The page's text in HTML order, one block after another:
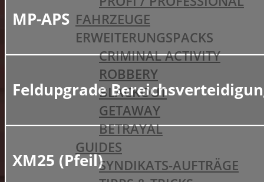
FAHRZEUGE
ERWEITERUNGSPACKS
CRIMINAL ACTIVITY
ROBBERY
BLACKOUT
GETAWAY
BETRAYAL
GUIDES
SYNDIKATS-AUFTRÄGE
MP-APS
Feldupgrade
XM25 (Pfeil)